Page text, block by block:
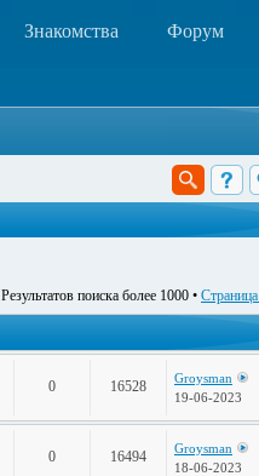
Знакомства Форум
Результатов поиска более 1000 • Страница
0 16528
Groysman
19-06-2023
0 16494
Groysman
18-06-2023